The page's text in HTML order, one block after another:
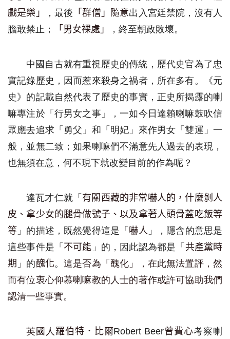
戲是樂 」 ，最後 「群僧」 隨意出入宮廷禁院，沒有人
膽敢禁止 ； 「 男女裸處」 ， 終至朝政敗壞。
中國自古就有重視歷史的傳統，歷代史官為了忠
實記錄歷史，因而惹來殺身之禍者，所在多有。《元
史》的記載自然代表了歷史的事實，正史所揭露的喇
嘛專注於「行男女之事」 ，一如今日達賴喇嘛鼓吹信
眾應去追求「勇父」和「 明妃」 來作男女「雙運」一
般， 並無二致 ；如果喇嘛們不滿意先人過去的表現 ，
也無須在意 ， 何不現下就改變目前的作為呢？
達瓦才仁就「 有關西藏的非常嚇人的，什麼剝人
皮、拿少女的腿骨做號子、以及拿著人頭骨蓋吃飯等
等 」的描述，既然覺得這是「 嚇人 」， 隱含的意思是
這些事件是「 不可能 」的 ，因此認為都是 「 共產黨時
期 」 的醜化。這是否為「醜化」，在此無法置評，然
而有位衷心仰慕喇嘛教的人士的著作或許可協助我們
認清一些事實。
英國人 羅伯特．比爾Robert Beer曾費心考察喇